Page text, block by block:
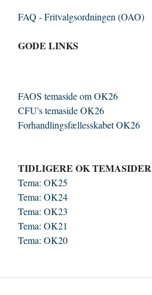
FAQ - Fritvalgsordningen (OAO)
GODE LINKS
FAOS temaside om OK26
CFU's temaside OK26
Forhandlingsfællesskabet OK26
TIDLIGERE OK TEMASIDER
Tema: OK25
Tema: OK24
Tema: OK23
Tema: OK21
Tema: OK20